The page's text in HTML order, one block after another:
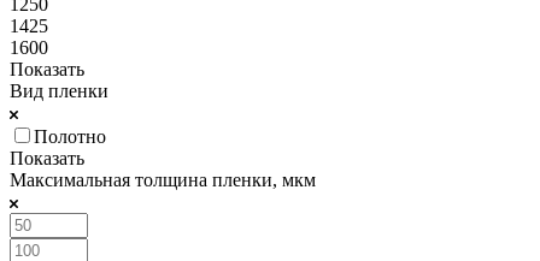
1425
1600
Показать
Вид пленки
Полотно
Показать
Максимальная толщина пленки, мкм